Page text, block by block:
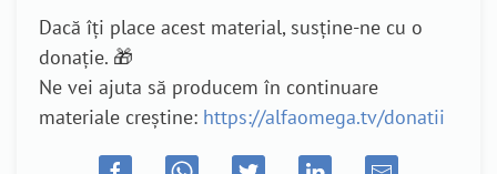
Dacă îți place acest material, susține-ne cu o
donație. 🎁
Ne vei ajuta să producem în continuare
materiale creștine: https://alfaomega.tv/donatii